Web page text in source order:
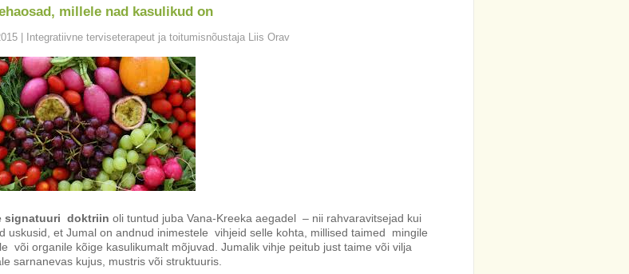
millele nad kasulikud on
| Integratiivne terviseterapeut ja toitumisnõustaja Liis Orav
signatuuri doktriin oli tuntud juba Vana-Kreeka aegadel – nii rahvaravitsejad kui
uskusid, et Jumal on andnud inimestele vihjeid selle kohta, millised taimed mingile
või organile kõige kasulikumalt mõjuvad. Jumalik vihje peitub just taime või vilja
sarnanevas kujus, mustris või struktuuris.